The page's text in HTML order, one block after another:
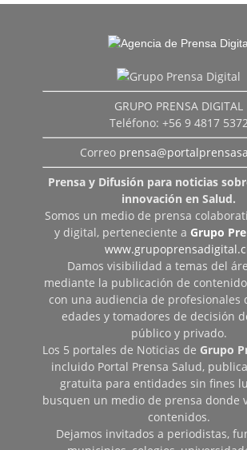
GRUPO PRENSA DIGITAL
Teléfono: +56 9 4817
Correo
Prensa y Difusión para noticias
innovación en Salud.
Somos un medio de prensa
y digital, perteneciente a Grupo
Damos visibilidad a temas del
mediante la publicación de
con una audiencia de profesionales
edades y tomadores de decisión
público y privado.
Los 5 portales de Noticias de Grupo
incluido Portal Prensa Salud,
gratuita para entidades sin fines
busquen un medio de prensa donde
contenidos.
Dejamos invitados a periodistas,